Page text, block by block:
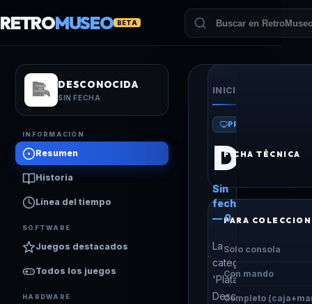
RETROMUSEO BETA
DESCONOCIDA
SIN FECHA
INFORMACIÓN
Resumen
Historia
Línea del tiempo
SOFTWARE
Juegos destacados
Todos los juegos
HARDWARE
INICIO
PROTOTIPO
Sin
fecha
— 0
La
categoría
'Plataforma
Desconocida'
FICHA TÉCNICA
PARA
Solo consola
Con mando
Completo